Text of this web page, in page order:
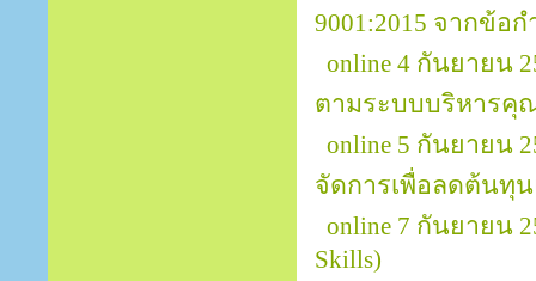
9001:2015 จากข้อ
online 4 กันยายน
ตามระบบบริหารคุณ
online 5 กันยายน
จัดการเพื่อลดต้นทุ
online 7 กันยายน
Skills)